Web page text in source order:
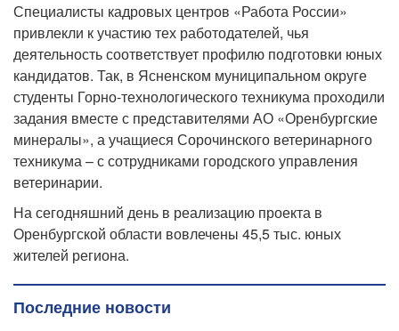
Специалисты кадровых центров «Работа России»
привлекли к участию тех работодателей, чья
деятельность соответствует профилю подготовки юных
кандидатов. Так, в Ясненском муниципальном округе
студенты Горно-технологического техникума проходили
задания вместе с представителями АО «Оренбургские
минералы», а учащиеся Сорочинского ветеринарного
техникума – с сотрудниками городского управления
ветеринарии.
На сегодняшний день в реализацию проекта в
Оренбургской области вовлечены 45,5 тыс. юных
жителей региона.
Последние новости